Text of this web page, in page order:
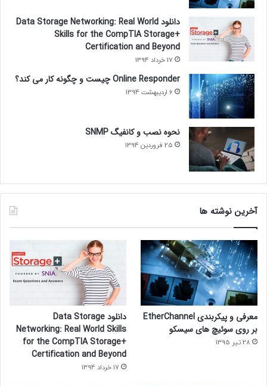
آموزش network
آموزش تصویری شبکه
آموزش راه اندازی شبکه
آموزش شبکه
دانلود Data Storage Networking: Real World
Skills for the CompTIA Storage+
Certification and Beyond
17 خرداد 1394
Online Responder چیست و چگونه کار می کند؟
6 اردیبهشت 1394
نحوه نصب و کانفیگ SNMP
25 فروردین 1394
آخرین نوشته ها
معرفی و پیکربندی EtherChannel
بر روی سوئیچ های سیسکو
28 تیر 1395
دانلود Data Storage
Networking: Real World Skills
for the CompTIA Storage+
Certification and Beyond
17 خرداد 1394